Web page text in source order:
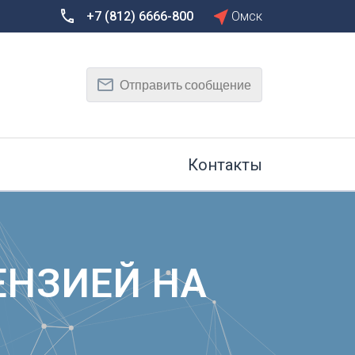
Дону
Тамбов
Тюмень
Ульяновск
Уфа
+7 (812) 6666-800 Омск
Отправить сообщение
Контакты
НА